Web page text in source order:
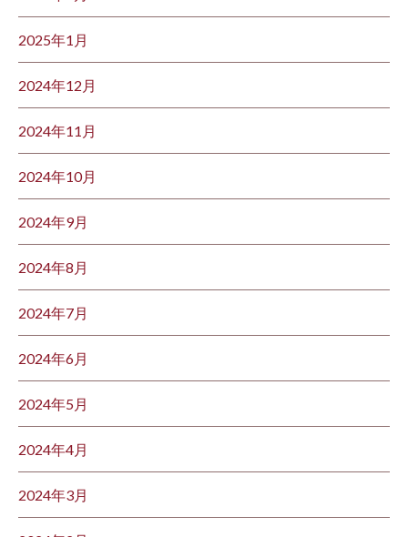
2025年1月
2024年12月
2024年11月
2024年10月
2024年9月
2024年8月
2024年7月
2024年6月
2024年5月
2024年4月
2024年3月